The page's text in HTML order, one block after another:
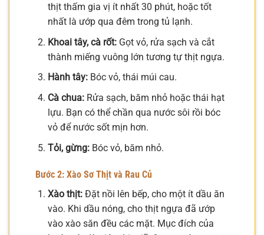
thịt thấm gia vị ít nhất 30 phút, hoặc tốt
nhất là ướp qua đêm trong tủ lạnh.
Khoai tây, cà rốt:Gọt vỏ, rửa sạch và cắt
thành miếng vuông lớn tương tự thịt ngựa.
Hành tây:Bóc vỏ, thái múi cau.
Cà chua:Rửa sạch, băm nhỏ hoặc thái hạt
lựu. Bạn có thể chần qua nước sôi rồi bóc
vỏ để nước sốt mịn hơn.
Tỏi, gừng:Bóc vỏ, băm nhỏ.
Bước 2: Xào Sơ Thịt và Rau Củ
Xào thịt:Đặt nồi lên bếp, cho một ít dầu ăn
vào. Khi dầu nóng, cho thịt ngựa đã ướp
vào xào săn đều các mặt. Mục đích của